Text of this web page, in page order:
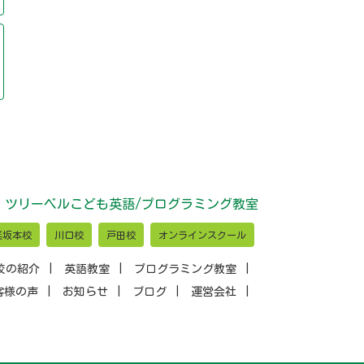
ツリーベルこども英語/プログラミング教室
坂本校 川口校 戸田校 オンラインスクール
の紹介 英語教室
プログラミング教室
様の声
お知らせ ブログ 運営会社